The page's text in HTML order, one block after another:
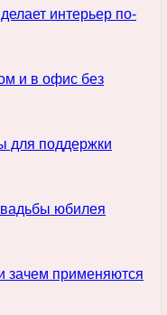
интерьер по-
и в офис без
для поддержки
юбилея
зачем применяются